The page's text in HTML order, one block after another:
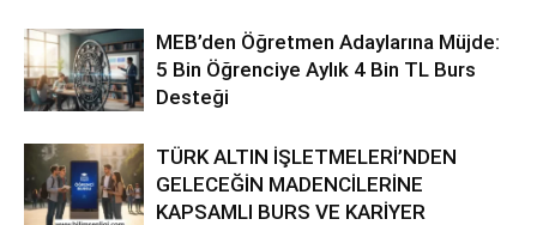
MEB’den Öğretmen Adaylarına Müjde:
5 Bin Öğrenciye Aylık 4 Bin TL Burs
Desteği
TÜRK ALTIN İŞLETMELERİ’NDEN
GELECEĞİN MADENCİLERİNE
KAPSAMLI BURS VE KARİYER